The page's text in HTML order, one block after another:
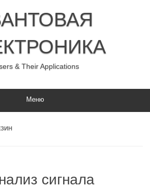
& Their Applications
Меню
сигнала